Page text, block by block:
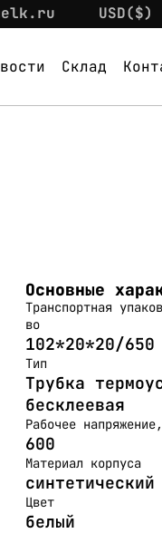
USD($)
Склад
Основные
Транспортная
во
102*20*20/650
Тип
Трубка
бесклеевая
Рабочее
600
Материал корпуса
Цвет
белый